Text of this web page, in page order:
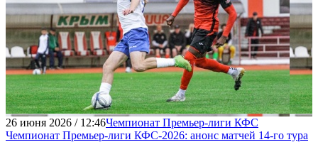
26 июня 2026 / 12:46Чемпионат Премьер-лиги КФС
Чемпионат Премьер-лиги КФС-2026: анонс матчей 14-го тура